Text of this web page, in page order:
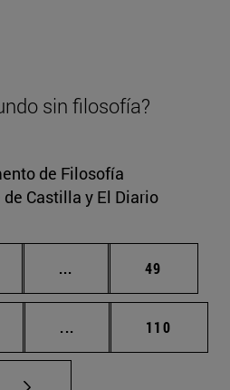
sin filosofía?
de Filosofía
de Castilla y El Diario
... Páginas intermedias
Página
49
... Páginas intermedias
Página
110